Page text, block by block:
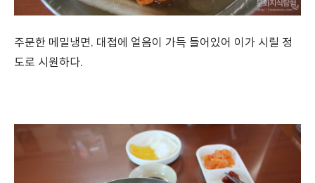
주문한 메밀냉면. 대접에 얼음이 가득 들어있어 이가 시릴 정
도로 시원하다.